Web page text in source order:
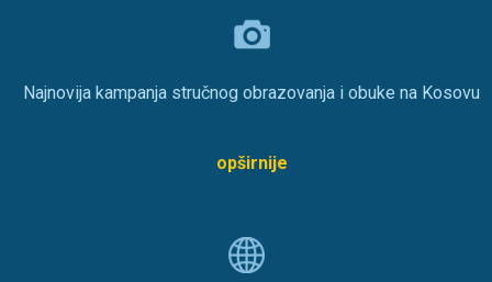
Najnovija kampanja stručnog obrazovanja i obuke na Kosovu
opširnije